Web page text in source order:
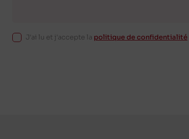
J'ai lu et j'accepte la politique de confidentialité